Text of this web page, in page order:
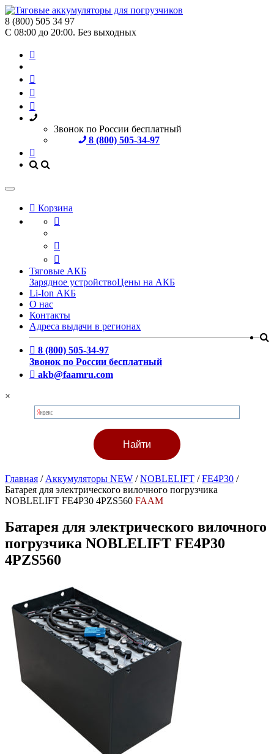
8 (800) 505 34 97
С 08:00 до 20:00. Без выходных
Звонок по России бесплатный
8 (800) 505-34-97
Корзина
Тяговые АКБ
Зарядное устройствоЦены на АКБ
Li-Ion АКБ
О нас
Контакты
Адреса выдачи в регионах
8 (800) 505-34-97
Звонок по России бесплатный
akb@faamru.com
×
Главная / Аккумуляторы NEW /NOBLELIFT /FE4P30 /
Батарея для электрического вилочного погрузчика
NOBLELIFT FE4P30 4PZS560 FAAM
Батарея для электрического вилочного
погрузчика NOBLELIFT FE4P30
4PZS560